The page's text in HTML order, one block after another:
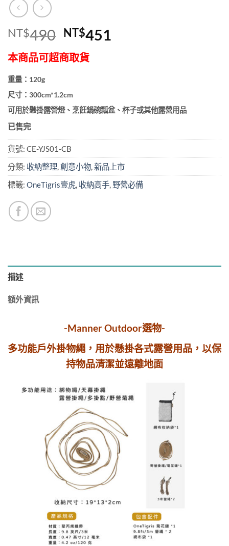
NT$490 原
始
價
NT$490。
NT$451目
本商品可超商取貨
重量：120g
尺寸：300cm*1.2cm
可用於懸掛露營燈、烹飪鍋碗瓢盆、杯子或其他露營用品
已售完
貨號: CE-YJS01-CB
分類: 收納整理,創意小物,新品上市
標籤: OneTigris壹虎, 收納高手, 野營必備
描述
額外資訊
-Manner Outdoor選物-
多功能戶外掛物繩，用於懸掛各式露營用品，以保
持物品清潔並遠離地面